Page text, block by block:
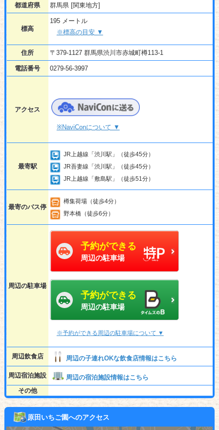
都道府県 群馬県 [関東地方]
標高
195 メートル
※標高の目安 ▼
住所 〒379-1127 群馬県渋川市赤城町樽113-1
電話番号 0279-56-3997
アクセス
※NaviConについて ▼
最寄駅
JR上越線「渋川駅」（徒歩45分）
JR吾妻線「渋川駅」（徒歩45分）
JR上越線「敷島駅」（徒歩51分）
最寄のバス停
樽集荷場（徒歩4分）
野本橋（徒歩6分）
周辺の駐車場
予約ができる
周辺の駐車場
予約ができる
周辺の駐車場
※予約ができる周辺の駐車場について ▼
周辺飲食店 周辺の子連れOKな飲食店情報はこちら
周辺宿泊施設
周辺の宿泊施設情報はこちら
その他
原田いちご園へのアクセス